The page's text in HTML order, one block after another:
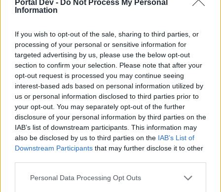
Portal Dev - Do Not Process My Personal
Information
If you wish to opt-out of the sale, sharing to third parties, or
processing of your personal or sensitive information for
targeted advertising by us, please use the below opt-out
section to confirm your selection. Please note that after your
opt-out request is processed you may continue seeing
interest-based ads based on personal information utilized by
us or personal information disclosed to third parties prior to
your opt-out. You may separately opt-out of the further
disclosure of your personal information by third parties on the
IAB’s list of downstream participants. This information may
also be disclosed by us to third parties on the IAB’s List of
Downstream Participants that may further disclose it to other
Personal Data Processing Opt Outs
lach.
Sind ja sehr süss.
27 August 2014
KleinBrain,-Skorpion1211-,Magitta7070und 14 anderengefällt dies.
Sweet_Bubble
Lebende Forenlegende
...dann mach ich Dir doch gleich mal nen starken Kaffee
liebe Gaby ... damit Du die Nachtschicht gut